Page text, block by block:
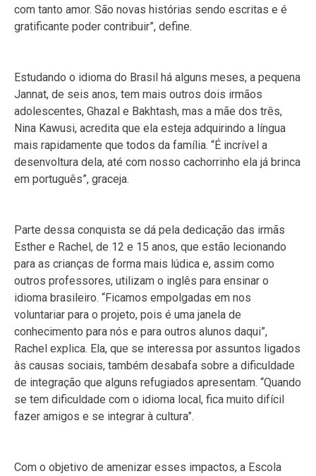
com tanto amor. São novas histórias sendo escritas e é
gratificante poder contribuir”, define.
Estudando o idioma do Brasil há alguns meses, a pequena
Jannat, de seis anos, tem mais outros dois irmãos
adolescentes, Ghazal e Bakhtash, mas a mãe dos três,
Nina Kawusi, acredita que ela esteja adquirindo a língua
mais rapidamente que todos da família. “É incrível a
desenvoltura dela, até com nosso cachorrinho ela já brinca
em português”, graceja.
Parte dessa conquista se dá pela dedicação das irmãs
Esther e Rachel, de 12 e 15 anos, que estão lecionando
para as crianças de forma mais lúdica e, assim como
outros professores, utilizam o inglês para ensinar o
idioma brasileiro. “Ficamos empolgadas em nos
voluntariar para o projeto, pois é uma janela de
conhecimento para nós e para outros alunos daqui”,
Rachel explica. Ela, que se interessa por assuntos ligados
às causas sociais, também desabafa sobre a dificuldade
de integração que alguns refugiados apresentam. “Quando
se tem dificuldade com o idioma local, fica muito difícil
fazer amigos e se integrar à cultura”.
Com o objetivo de amenizar esses impactos, a Escola